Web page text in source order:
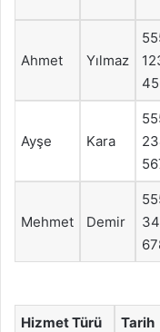
Ahmet Yılmaz
Ayşe Kara
Mehmet Demir
Hizmet Türü Tarih